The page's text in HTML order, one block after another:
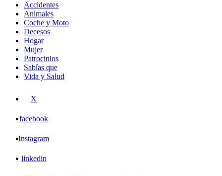
Accidentes
Animales
Coche y Moto
Decesos
Hogar
Mujer
Patrocinios
Sabías que
Vida y Salud
X
facebook
Instagram
linkedin